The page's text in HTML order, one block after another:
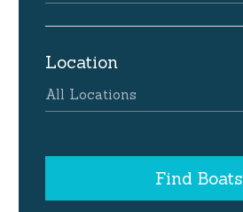
Location
All Locations
Find Boats